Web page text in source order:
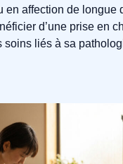
en affection de longue
d’une prise en
soins liés à sa